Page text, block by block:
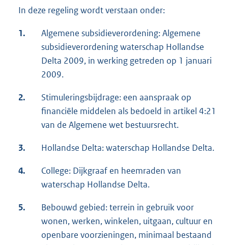
In deze regeling wordt verstaan onder:
1.
Algemene subsidieverordening: Algemene
subsidieverordening waterschap Hollandse
Delta 2009, in werking getreden op 1 januari
2009.
2.
Stimuleringsbijdrage: een aanspraak op
financiële middelen als bedoeld in artikel 4:21
van de Algemene wet bestuursrecht.
3. Hollandse Delta: waterschap Hollandse Delta.
4.
College: Dijkgraaf en heemraden van
waterschap Hollandse Delta.
5.
Bebouwd gebied: terrein in gebruik voor
wonen, werken, winkelen, uitgaan, cultuur en
openbare voorzieningen, minimaal bestaand